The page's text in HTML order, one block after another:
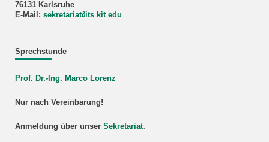
76131 Karlsruhe
E-Mail: sekretariat∂its kit edu
Sprechstunde
Prof. Dr.-Ing. Marco Lorenz
Nur nach Vereinbarung!
Anmeldung über unser Sekretariat.